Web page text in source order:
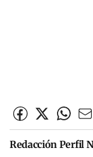
Redacción Perfil